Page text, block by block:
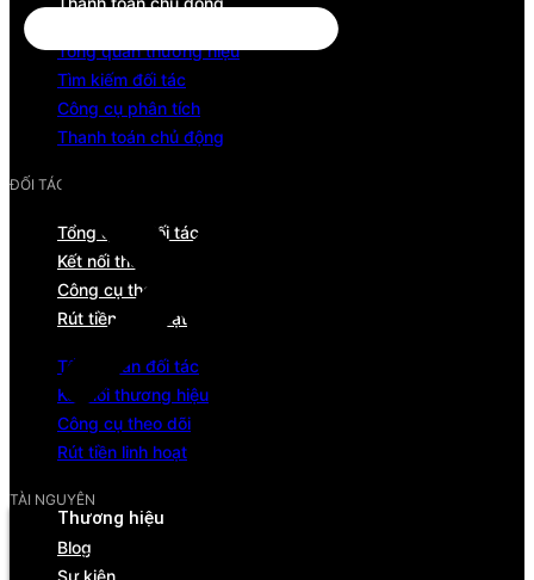
Thương hiệu
Tổng quan thương hiệu
Tìm kiếm đối tác
Công cụ phân tích
Thanh toán chủ động
ĐỐI TÁC
Tổng quan đối tác
Kết nối thương hiệu
Công cụ theo dõi
Rút tiền linh hoạt
Tổng quan đối tác
Kết nối thương hiệu
Công cụ theo dõi
Rút tiền linh hoạt
TÀI NGUYÊN
Blog
Sự kiện